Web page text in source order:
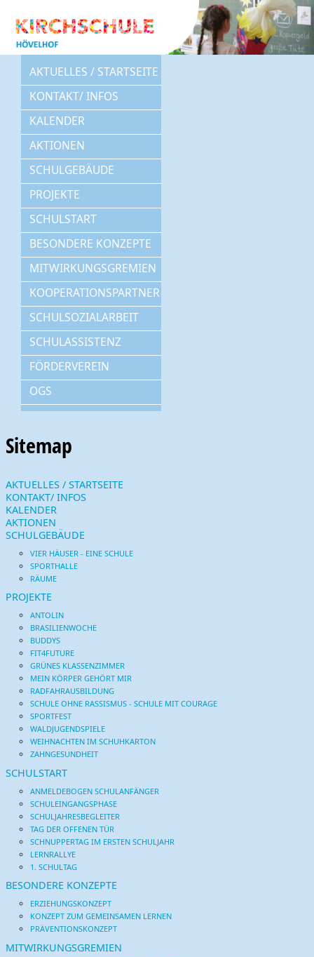
AKTUELLES / STARTSEITE
KONTAKT/ INFOS
KALENDER
AKTIONEN
SCHULGEBÄUDE
PROJEKTE
SCHULSTART
BESONDERE KONZEPTE
MITWIRKUNGSGREMIEN
KOOPERATIONSPARTNER
SCHULSOZIALARBEIT
SCHULASSISTENZ
FÖRDERVEREIN
OGS
Sitemap
AKTUELLES / STARTSEITE
KONTAKT/ INFOS
KALENDER
AKTIONEN
SCHULGEBÄUDE
VIER HÄUSER - EINE SCHULE
SPORTHALLE
RÄUME
PROJEKTE
ANTOLIN
BRASILIENWOCHE
BUDDYS
FIT4FUTURE
GRÜNES KLASSENZIMMER
MEIN KÖRPER GEHÖRT MIR
RADFAHRAUSBILDUNG
SCHULE OHNE RASSISMUS - SCHULE MIT COURAGE
SPORTFEST
WALDJUGENDSPIELE
WEIHNACHTEN IM SCHUHKARTON
ZAHNGESUNDHEIT
SCHULSTART
ANMELDEBOGEN SCHULANFÄNGER
SCHULEINGANGSPHASE
SCHULJAHRESBEGLEITER
TAG DER OFFENEN TÜR
SCHNUPPERTAG IM ERSTEN SCHULJAHR
LERNRALLYE
1. SCHULTAG
BESONDERE KONZEPTE
ERZIEHUNGSKONZEPT
KONZEPT ZUM GEMEINSAMEN LERNEN
PRÄVENTIONSKONZEPT
MITWIRKUNGSGREMIEN